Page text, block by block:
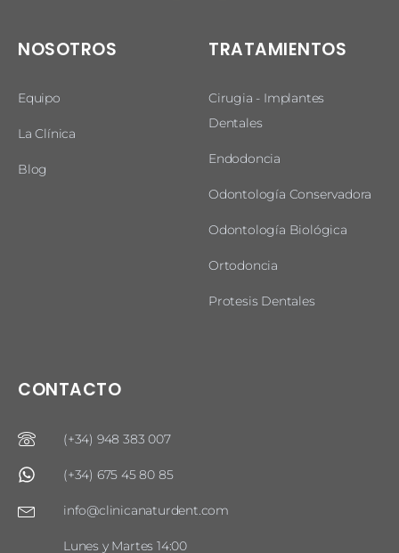
NOSOTROS
Equipo
La Clínica
Blog
TRATAMIENTOS
Cirugia - Implantes
Dentales
Endodoncia
Odontología Conservadora
Odontología Biológica
Ortodoncia
Protesis Dentales
CONTACTO
(+34) 948 383 007
(+34) 675 45 80 85
info@clinicanaturdent.com
Lunes y Martes 14:00